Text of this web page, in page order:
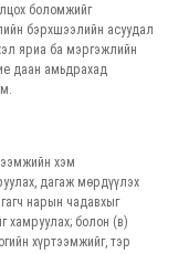
боломжийг
бэрхшээлийн асуудал
яриа ба мэргэжлийн
даан амьдрахад
хэм
дагаж мөрдүүлэх
нарын чадавхыг
хамруулах; болон (в)
хүртээмжийг, тэр